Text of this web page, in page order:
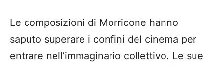
Le composizioni di Morricone hanno
saputo superare i confini del cinema per
entrare nell’immaginario collettivo. Le sue